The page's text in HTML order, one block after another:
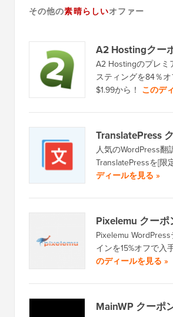
その他の素晴らしいオファー
A2 Hostingクー
A2 Hostingのプレミ
スティングを84％
$1.99から！ このデ
TranslatePress
人気のWordPress翻
TranslatePressを[限
ディールを見る »
Pixelemu クーポ
Pixelemu
インを15%オフで入
のディールを見る »
MainWP クーポ